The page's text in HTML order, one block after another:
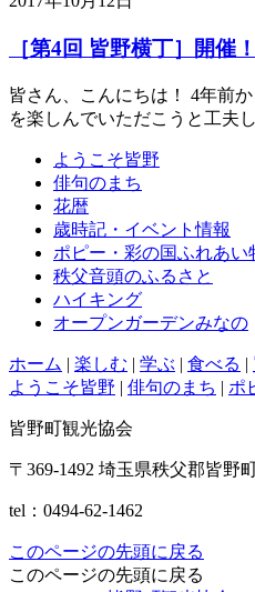
［第4回 皆野横丁］開催！
皆さん、こんにちは！ 4年前
を楽しんでいただこうと工夫
ようこそ皆野
俳句のまち
花暦
歳時記・イベント情報
ポピー・彩の国ふれあい
秩父音頭のふるさと
ハイキング
オープンガーデンみなの
ホーム | 楽しむ | 学ぶ | 食べる |
ようこそ皆野 | 俳句のまち | ポ
皆野町観光協会
〒369-1492 埼玉県秩父郡皆野
tel：0494-62-1462
このページの先頭に戻る
このページの先頭に戻る